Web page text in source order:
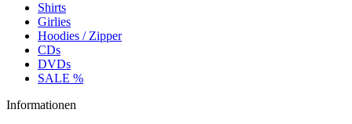
Shirts
Girlies
Hoodies / Zipper
CDs
DVDs
SALE %
Informationen